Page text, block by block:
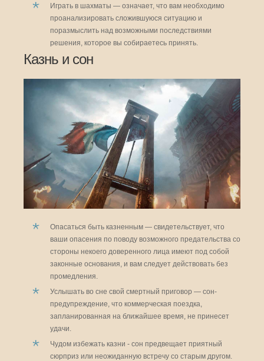
Играть в шахматы — означает, что вам необходимо
проанализировать сложившуюся ситуацию и
поразмыслить над возможными последствиями
решения, которое вы собираетесь принять.
Казнь и сон
Опасаться быть казненным — свидетельствует, что
ваши опасения по поводу возможного предательства со
стороны некоего доверенного лица имеют под собой
законные основания, и вам следует действовать без
промедления.
Услышать во сне свой смертный приговор — сон-
предупреждение, что коммерческая поездка,
запланированная на ближайшее время, не принесет
удачи.
Чудом избежать казни - сон предвещает приятный
сюрприз или неожиданную встречу со старым другом.